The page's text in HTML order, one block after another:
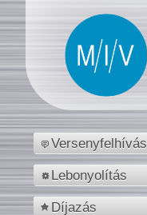
Versenyfelhívás
Lebonyolítás
Díjazás